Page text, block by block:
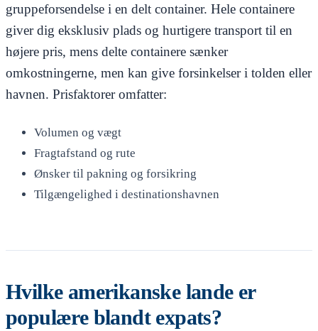
gruppeforsendelse i en delt container. Hele containere
giver dig eksklusiv plads og hurtigere transport til en
højere pris, mens delte containere sænker
omkostningerne, men kan give forsinkelser i tolden eller
havnen. Prisfaktorer omfatter:
Volumen og vægt
Fragtafstand og rute
Ønsker til pakning og forsikring
Tilgængelighed i destinationshavnen
Hvilke amerikanske lande er
populære blandt expats?